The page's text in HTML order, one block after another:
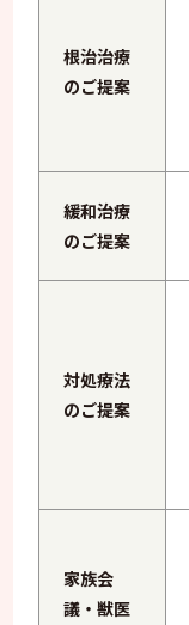
根治治療
のご提案
緩和治療
のご提案
対処療法
のご提案
家族会
議・獣医